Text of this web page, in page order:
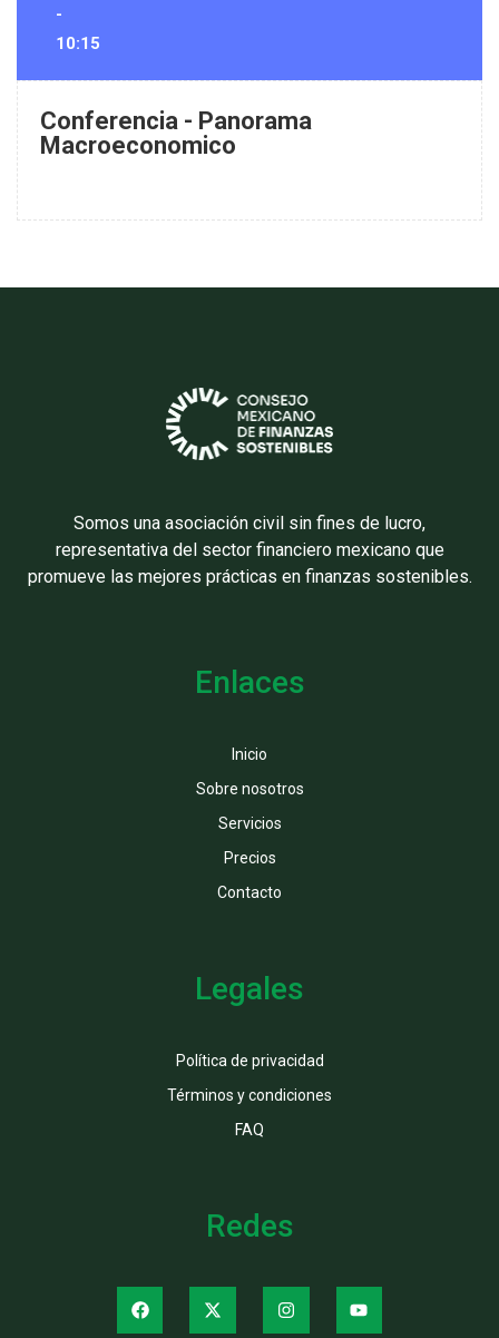
-
10:15
Conferencia - Panorama
Macroeconomico
Somos una asociación civil sin fines de lucro,
representativa del sector financiero mexicano que
promueve las mejores prácticas en finanzas sostenibles.
Enlaces
Inicio
Sobre nosotros
Servicios
Precios
Contacto
Legales
Política de privacidad
Términos y condiciones
FAQ
Redes